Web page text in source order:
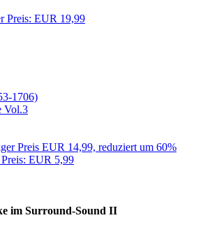
Preis: EUR 19,99
1706)
Vol.3
Preis EUR 14,99, reduziert um 60%
EUR 5,99
im Surround-Sound II